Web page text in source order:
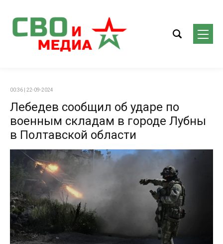
00:36 | 22-09-2024
Лебедев сообщил об ударе по
военным складам в городе Лубны
в Полтавской области